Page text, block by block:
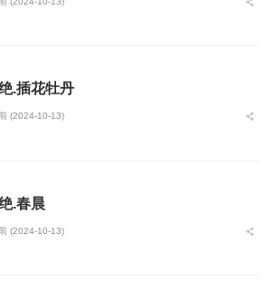
.插花牡丹
(2024-10-13)
.春晨
(2024-10-13)